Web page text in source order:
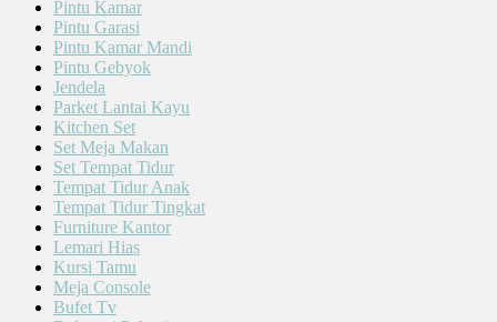
Pintu Kamar
Pintu Garasi
Pintu Kamar Mandi
Pintu Gebyok
Jendela
Parket Lantai Kayu
Kitchen Set
Set Meja Makan
Set Tempat Tidur
Tempat Tidur Anak
Tempat Tidur Tingkat
Furniture Kantor
Lemari Hias
Kursi Tamu
Meja Console
Bufet Tv